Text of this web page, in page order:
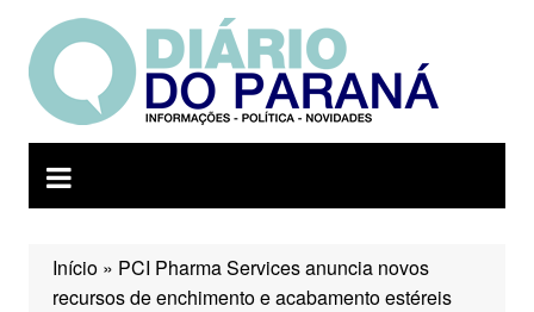
para
conteúdo
Início» PCI Pharma Services anuncia novos
recursos de enchimento e acabamento estéreis